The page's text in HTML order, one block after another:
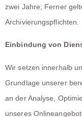
zwei Jahre; Ferner
Archivierungspflichten.
Einbindung von
Wir setzen innerhalb
Grundlage unserer
an der Analyse,
unseres